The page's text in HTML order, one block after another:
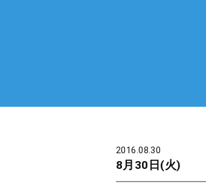
2016.08.30
8月30日(火)